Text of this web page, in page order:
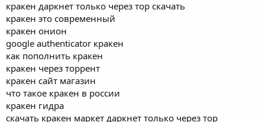
кракен даркнет только через тор скачать
кракен это современный
кракен онион
google authenticator кракен
как пополнить кракен
кракен через торрент
кракен сайт магазин
что такое кракен в россии
кракен гидра
скачать кракен маркет даркнет только через тор